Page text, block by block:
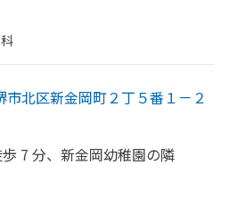
市北区新金岡町２丁５番１－２
7 分、 新金岡幼稚園の隣